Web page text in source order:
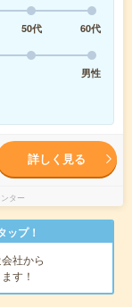
50代
60代
男性
詳しく見る
ター
プ！
社から
す！